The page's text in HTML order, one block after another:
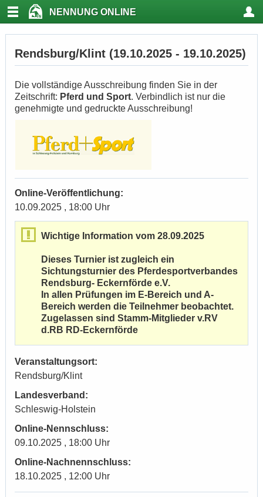
NENNUNG ONLINE
Rendsburg/Klint (19.10.2025 - 19.10.2025)
Die vollständige Ausschreibung finden Sie in der
Zeitschrift: Pferd und Sport. Verbindlich ist nur die
genehmigte und gedruckte Ausschreibung!
Online-Veröffentlichung:
10.09.2025 , 18:00 Uhr
Wichtige Information vom 28.09.2025
Dieses Turnier ist zugleich ein
Sichtungsturnier des Pferdesportverbandes
Rendsburg- Eckernförde e.V.
In allen Prüfungen im E-Bereich und A-
Bereich werden die Teilnehmer beobachtet.
Zugelassen sind Stamm-Mitglieder v.RV
d.RB RD-Eckernförde
Veranstaltungsort:
Rendsburg/Klint
Landesverband:
Schleswig-Holstein
Online-Nennschluss:
09.10.2025 , 18:00 Uhr
Online-Nachnennschluss:
18.10.2025 , 12:00 Uhr